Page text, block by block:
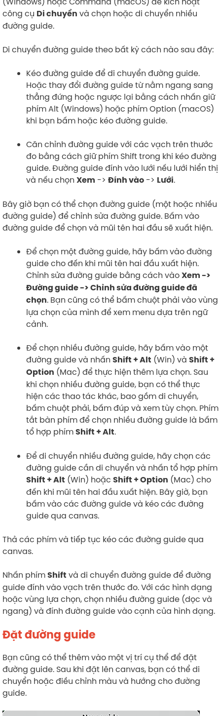
công cụ Di chuyển và chọn hoặc di chuyển nhiều
đường guide.
Di chuyển đường guide theo bất kỳ cách nào sau đây:
Kéo đường guide để di chuyển đường guide.
Hoặc thay đổi đường guide từ nằm ngang sang
thẳng đứng hoặc ngược lại bằng cách nhấn giữ
phím Alt (Windows) hoặc phím Option (macOS)
khi bạn bấm hoặc kéo đường guide.
Căn chỉnh đường guide với các vạch trên thước
đo bằng cách giữ phím Shift trong khi kéo đường
guide. Đường guide đính vào lưới nếu lưới hiển thị
và nếu chọn Xem -> Đính vào -> Lưới.
Bây giờ bạn có thể chọn đường guide (một hoặc nhiều
đường guide) để chỉnh sửa đường guide. Bấm vào
đường guide để chọn và mũi tên hai đầu sẽ xuất hiện.
Để chọn một đường guide, hãy bấm vào đường
guide cho đến khi mũi tên hai đầu xuất hiện.
Chỉnh sửa đường guide bằng cách vàoXem ->
Đường guide -> Chỉnh sửa đường guide đã
chọn. Bạn cũng có thể bấm chuột phải vào vùng
lựa chọn của mình để xem menu dựa trên ngữ
cảnh.
Để chọn nhiều đường guide, hãy bấm vào một
đường guide và nhấn Shift + Alt (Win) và Shift +
Option (Mac) để thực hiện thêm lựa chọn. Sau
khi chọn nhiều đường guide, bạn có thể thực
hiện các thao tác khác, bao gồm di chuyển,
bấm chuột phải, bấm đúp và xem tùy chọn. Phím
tắt bàn phím để chọn nhiều đường guide là bấm
tổ hợp phímShift + Alt.
Để di chuyển nhiều đường guide, hãy chọn các
đường guide cần di chuyển và nhấn tổ hợp phím
Shift + Alt (Win) hoặc Shift + Option (Mac) cho
đến khi mũi tên hai đầu xuất hiện. Bây giờ, bạn
bấm vào các đường guide và kéo các đường
guide qua canvas.
Thả các phím và tiếp tục kéo các đường guide qua
canvas.
Nhấn phímShift và di chuyển đường guide để đường
guide đính vào vạch trên thước đo. Với các hình dạng
hoặc vùng lựa chọn, chọn nhiều đường guide (dọc và
ngang) và đính đường guide vào cạnh của hình dạng.
Đặt đường guide
Bạn cũng có thể thêm vào một vị trí cụ thể để đặt
đường guide. Sau khi đặt lên canvas, bạn có thể di
chuyển hoặc điều chỉnh màu và hướng cho đường
guide.